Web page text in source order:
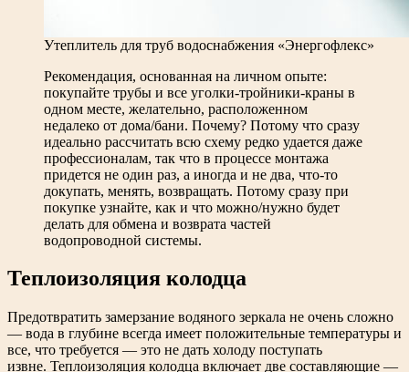
Утеплитель для труб водоснабжения «Энергофлекс»
Рекомендация, основанная на личном опыте:
покупайте трубы и все уголки-тройники-краны в
одном месте, желательно, расположенном
недалеко от дома/бани. Почему? Потому что сразу
идеально рассчитать всю схему редко удается даже
профессионалам, так что в процессе монтажа
придется не один раз, а иногда и не два, что-то
докупать, менять, возвращать. Потому сразу при
покупке узнайте, как и что можно/нужно будет
делать для обмена и возврата частей
водопроводной системы.
Теплоизоляция колодца
Предотвратить замерзание водяного зеркала не очень сложно
— вода в глубине всегда имеет положительные температуры и
все, что требуется — это не дать холоду поступать
извне. Теплоизоляция колодца включает две составляющие —